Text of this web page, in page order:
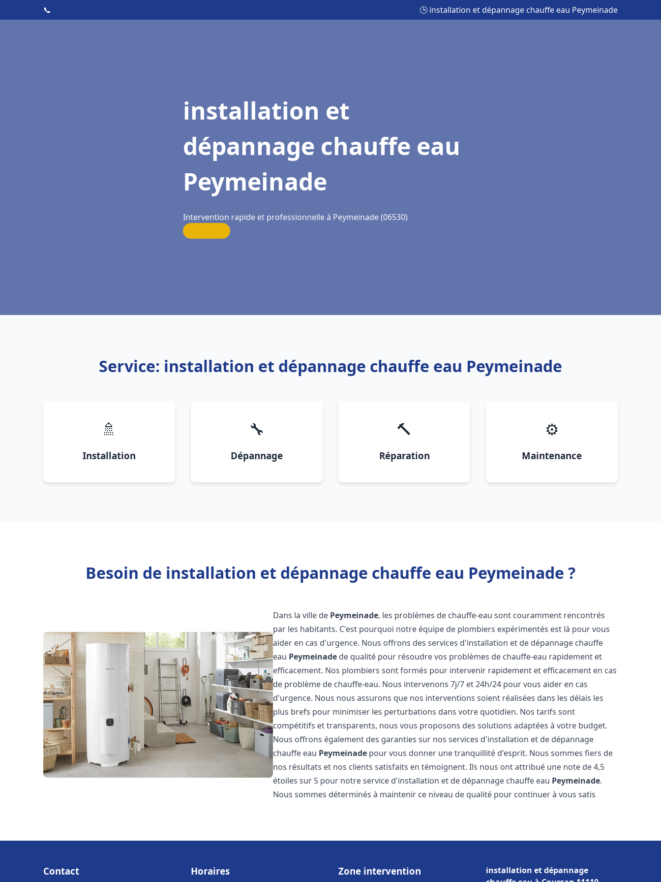
📞 🕒 installation et dépannage chauffe eau Peymeinade
installation et
dépannage chauffe eau
Peymeinade
Intervention rapide et professionnelle à Peymeinade (06530)
Service: installation et dépannage chauffe eau Peymeinade
🚿
Installation
🔧
Dépannage
🔨
Réparation
⚙️
Maintenance
Besoin de installation et dépannage chauffe eau Peymeinade ?
Dans la ville de Peymeinade, les problèmes de chauffe-eau sont couramment rencontrés
par les habitants. C'est pourquoi notre équipe de plombiers expérimentés est là pour vous
aider en cas d'urgence. Nous offrons des services d'installation et de dépannage chauffe
eau Peymeinade de qualité pour résoudre vos problèmes de chauffe-eau rapidement et
efficacement. Nos plombiers sont formés pour intervenir rapidement et efficacement en cas
de problème de chauffe-eau. Nous intervenons 7j/7 et 24h/24 pour vous aider en cas
d'urgence. Nous nous assurons que nos interventions soient réalisées dans les délais les
plus brefs pour minimiser les perturbations dans votre quotidien. Nos tarifs sont
compétitifs et transparents, nous vous proposons des solutions adaptées à votre budget.
Nous offrons également des garanties sur nos services d'installation et de dépannage
chauffe eau Peymeinade pour vous donner une tranquillité d'esprit. Nous sommes fiers de
nos résultats et nos clients satisfaits en témoignent. Ils nous ont attribué une note de 4,5
étoiles sur 5 pour notre service d'installation et de dépannage chauffe eau Peymeinade.
Nous sommes déterminés à maintenir ce niveau de qualité pour continuer à vous satis
Contact Horaires Zone intervention
installation et dépannage